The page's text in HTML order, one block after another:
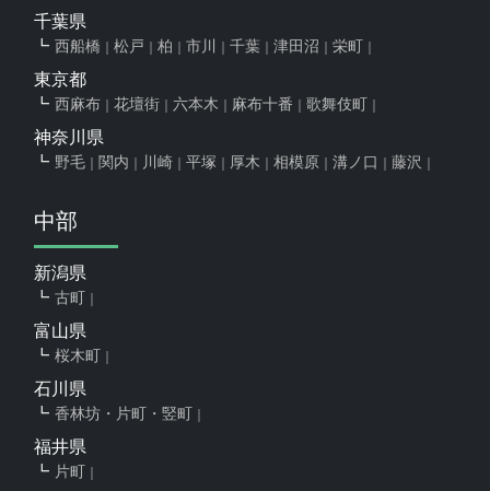
千葉県
西船橋 松戸 柏 市川 千葉 津田沼 栄町
東京都
西麻布 花壇街 六本木 麻布十番 歌舞伎町
神奈川県
野毛 関内 川崎 平塚 厚木 相模原 溝ノ口 藤沢
中部
新潟県
古町
富山県
桜木町
石川県
香林坊・片町・竪町
福井県
片町